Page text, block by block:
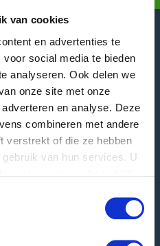
van cookies
en advertenties te
social media te bieden
analyseren. Ook delen we
onze site met onze
en analyse. Deze
combineren met andere
verstrekt of die ze hebben
van hun services. U
social
publique
12
| NL
(NL): 11016475